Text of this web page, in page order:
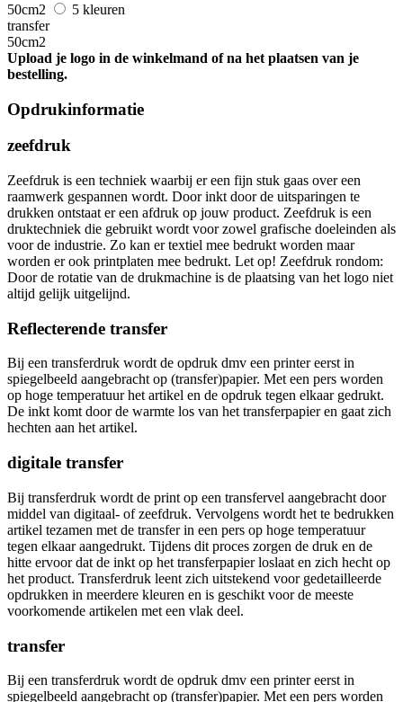
50cm2
5 kleuren
transfer
50cm2
Upload je logo in de winkelmand of na het plaatsen van je
bestelling.
Opdrukinformatie
zeefdruk
Zeefdruk is een techniek waarbij er een fijn stuk gaas over een
raamwerk gespannen wordt. Door inkt door de uitsparingen te
drukken ontstaat er een afdruk op jouw product. Zeefdruk is een
druktechniek die gebruikt wordt voor zowel grafische doeleinden als
voor de industrie. Zo kan er textiel mee bedrukt worden maar
worden er ook printplaten mee bedrukt. Let op! Zeefdruk rondom:
Door de rotatie van de drukmachine is de plaatsing van het logo niet
altijd gelijk uitgelijnd.
Reflecterende transfer
Bij een transferdruk wordt de opdruk dmv een printer eerst in
spiegelbeeld aangebracht op (transfer)papier. Met een pers worden
op hoge temperatuur het artikel en de opdruk tegen elkaar gedrukt.
De inkt komt door de warmte los van het transferpapier en gaat zich
hechten aan het artikel.
digitale transfer
Bij transferdruk wordt de print op een transfervel aangebracht door
middel van digitaal- of zeefdruk. Vervolgens wordt het te bedrukken
artikel tezamen met de transfer in een pers op hoge temperatuur
tegen elkaar aangedrukt. Tijdens dit proces zorgen de druk en de
hitte ervoor dat de inkt op het transferpapier loslaat en zich hecht op
het product. Transferdruk leent zich uitstekend voor gedetailleerde
opdrukken in meerdere kleuren en is geschikt voor de meeste
voorkomende artikelen met een vlak deel.
transfer
Bij een transferdruk wordt de opdruk dmv een printer eerst in
spiegelbeeld aangebracht op (transfer)papier. Met een pers worden